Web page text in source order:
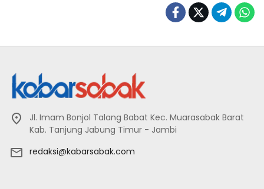
Jl. Imam Bonjol Talang Babat Kec. Muarasabak Barat
Kab. Tanjung Jabung Timur - Jambi
redaksi@kabarsabak.com